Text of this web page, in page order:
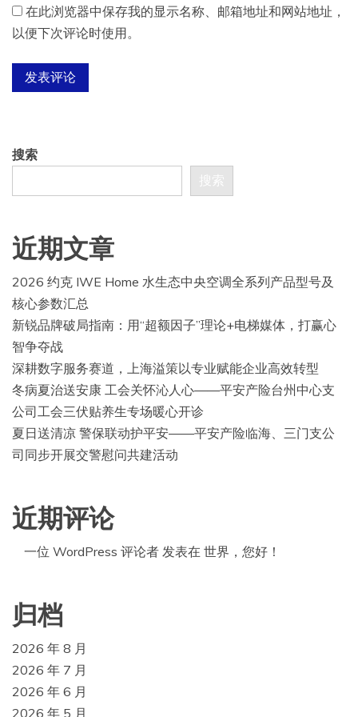
在此浏览器中保存我的显示名称、邮箱地址和网站地址，
以便下次评论时使用。
搜索
搜索
近期文章
2026 约克 IWE Home 水生态中央空调全系列产品型号及
核心参数汇总
新锐品牌破局指南：用“超额因子”理论+电梯媒体，打赢心
智争夺战
深耕数字服务赛道，上海溢策以专业赋能企业高效转型
冬病夏治送安康 工会关怀沁人心——平安产险台州中心支
公司工会三伏贴养生专场暖心开诊
夏日送清凉 警保联动护平安——平安产险临海、三门支公
司同步开展交警慰问共建活动
近期评论
一位 WordPress 评论者 发表在 世界，您好！
归档
2026 年 8 月
2026 年 7 月
2026 年 6 月
2026 年 5 月